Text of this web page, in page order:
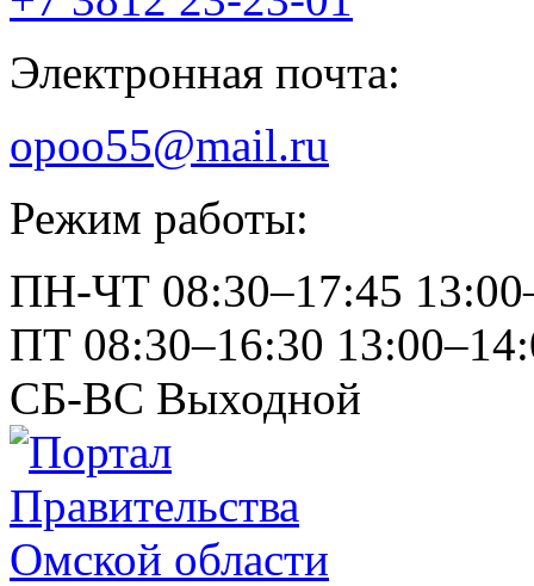
Электронная почта:
opoo55@mail.ru
Режим работы:
ПН-ЧТ 08:30–17:45
ПТ 08:30–16:30
СБ-ВС Выходной